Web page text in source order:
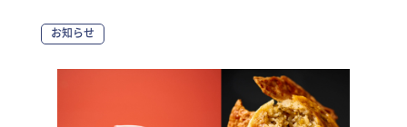
お知らせ